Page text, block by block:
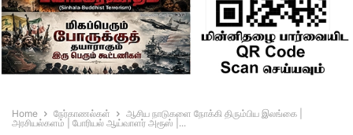
Home நேர்காணல்கள்
ஆசிய நாடுகளை நோக்கி திரும்பிய இலங்கை |
அரசியல்களம் | போரியல் ஆய்வாளர் அரூஸ் |...